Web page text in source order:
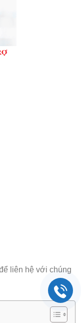
liên hệ với chúng